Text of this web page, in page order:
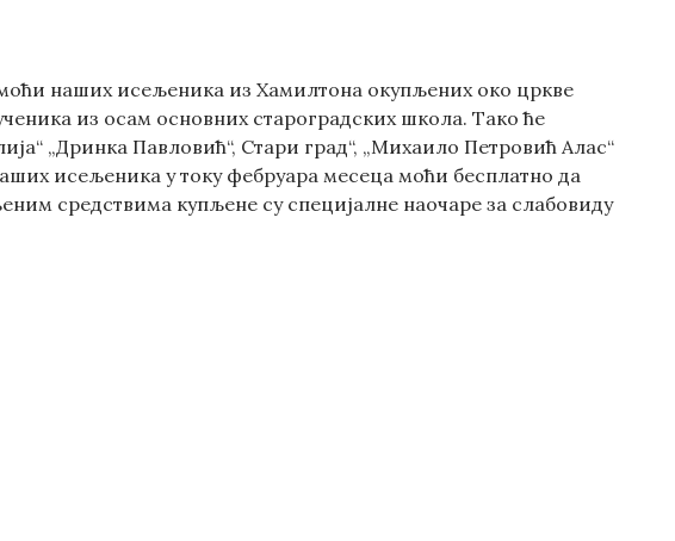
наших исељеника из Хамилтона окупљених око цркве
из осам основних староградских школа. Тако ће
„Дринка Павловић“, Стари грaд“, „Михаило Петровић Алас“
исељеника у току фебруара месеца моћи бесплатно да
средствима купљене су специјалне наочаре за слабовиду